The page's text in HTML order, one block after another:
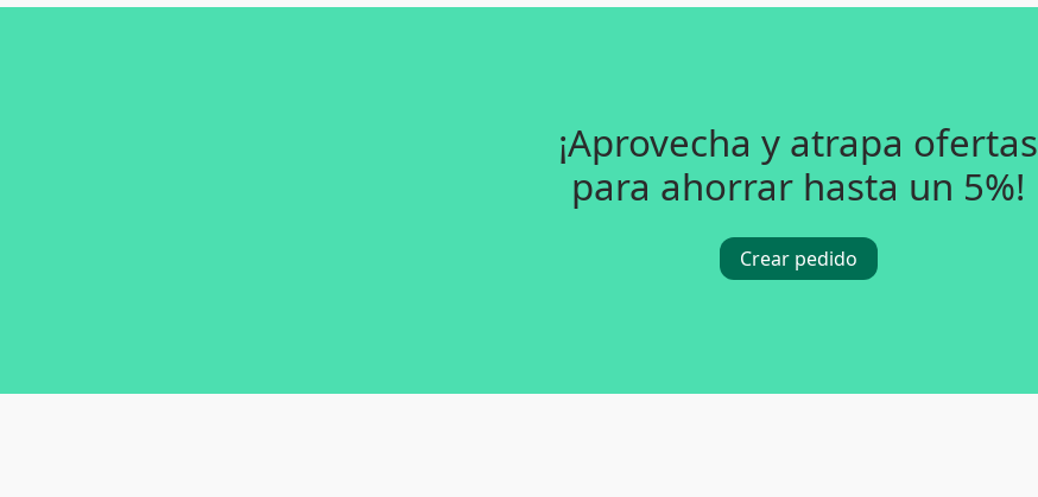
¡Aprovecha y atrapa ofertas
para ahorrar hasta un 5%!
Crear pedido